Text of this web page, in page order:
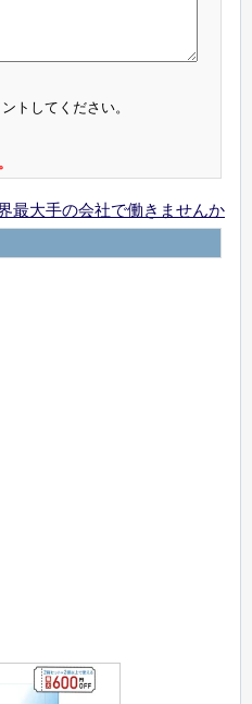
トしてください。
最大手の会社で働きませんか